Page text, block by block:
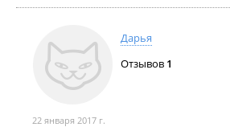
Дарья
Отзывов 1
22 января 2017 г.